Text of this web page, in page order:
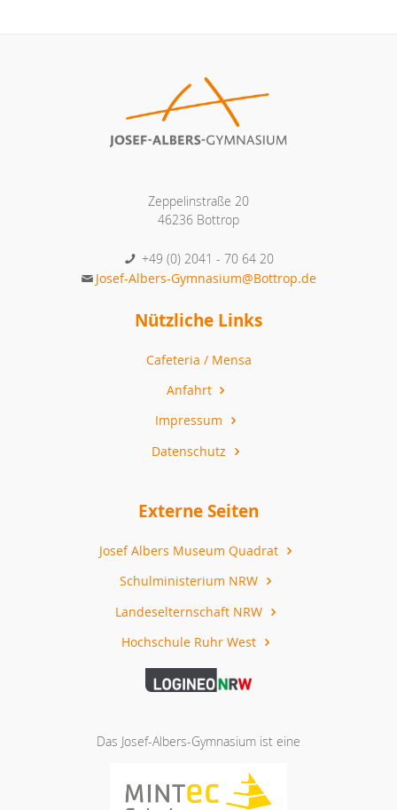
Zeppelinstraße 20
46236 Bottrop
+49 (0) 2041 - 70 64 20
Josef-Albers-Gymnasium@Bottrop.de
Nützliche Links
Cafeteria / Mensa
Anfahrt
Impressum
Datenschutz
Externe Seiten
Josef Albers Museum Quadrat
Schulministerium NRW
Landeselternschaft NRW
Hochschule Ruhr West
Das Josef-Albers-Gymnasium ist eine